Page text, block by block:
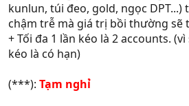
kunlun, túi đeo, gold, ngọc DPT...)
chậm trễ mà giá trị bồi thường sẽ
+ Tối đa 1 lần kéo là 2 accounts.
kéo là có hạn)
(***): Tạm nghỉ